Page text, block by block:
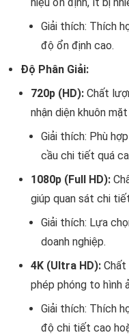
Giải thích: Thích
độ ổn định cao.
Độ Phân Giải:
720p (HD): Chất
nhận diện khuôn
Giải thích: Phù
cầu chi tiết quá
1080p (Full HD):
giúp quan sát chi
Giải thích: Lựa
doanh nghiệp.
4K (Ultra HD): Chất
phép phóng to hình
Giải thích: Thích
độ chi tiết cao